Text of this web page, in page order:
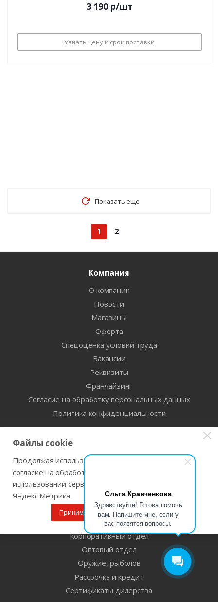
Ольга Кравченкова
Здравствуйте! Готова помочь
вам. Напишите мне, если у
вас появятся вопросы.
3 190 р/шт
Узнать цену и срок поставки
Показать еще
1 2
Компания
О компании
Новости
Магазины
Оферта
Спецоценка условий труда
Вакансии
Реквизиты
Франчайзинг
Согласие на обработку персональных данных
Политика конфиденциальности
Помощь
Условия доставки
Прокат Инструмента
Гарантия на товар
Условия возврата
Корпоративный отдел
Оптовый отдел
Оружие, рыболов
Рассрочка и кредит
Сертификаты дилерства
Файлы cookie
Продолжая использовать наш сайт Вы даете
согласие на обработку файлов cookie и
использовании сервисов веб-аналитики
Яндекс.Метрика.
Принимаю Подробнее